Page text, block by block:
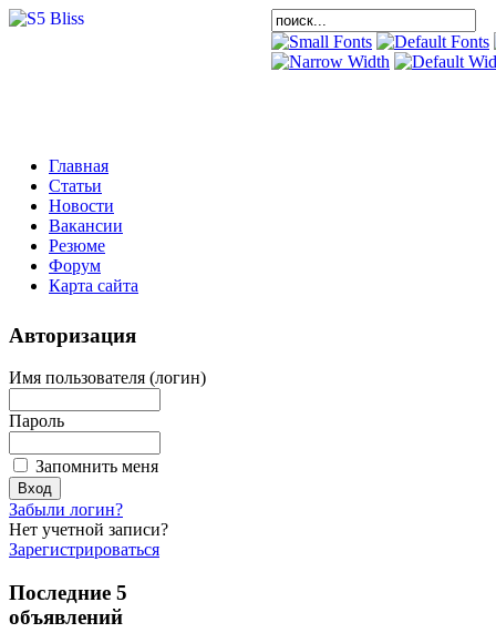
Главная
Статьи
Новости
Вакансии
Резюме
Форум
Карта сайта
Авторизация
Имя пользователя (логин)
Пароль
Запомнить меня
Забыли логин?
Нет учетной записи?
Зарегистрироваться
Последние 5
объявлений